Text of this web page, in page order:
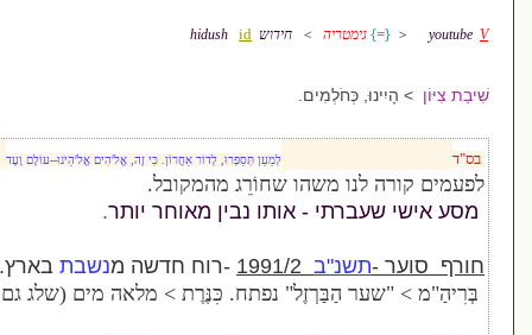
> חידוש hidush id
לְמַעַן תְּסַפְּרוּ, לְדוֹר אַחֲרוֹן. כִּי זֶה, אֱלֹ'הִים אֱלֹ'הֵינוּ--עוֹלָם וָעֶד
משהו שחוֹרֵג מהמקובל.
- אותו נבין מאוחר יותר.
1991/2 -רוח חדשה מנשבתבארץ.
נפתח. כִּנֶּרֶת > מלאה מים (שלג גם בַּנֶּגֶב)